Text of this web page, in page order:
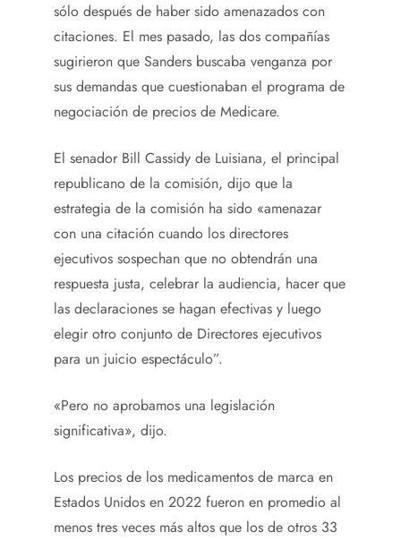
sólo después de haber sido amenazados con
citaciones. El mes pasado, las dos compañías
sugirieron que Sanders buscaba venganza por
sus demandas que cuestionaban el programa de
negociación de precios de Medicare.
El senador Bill Cassidy de Luisiana, el principal
republicano de la comisión, dijo que la
estrategia de la comisión ha sido «amenazar
con una citación cuando los directores
ejecutivos sospechan que no obtendrán una
respuesta justa, celebrar la audiencia, hacer que
las declaraciones se hagan efectivas y luego
elegir otro conjunto de Directores ejecutivos
para un juicio espectáculo”.
«Pero no aprobamos una legislación
significativa», dijo.
Los precios de los medicamentos de marca en
Estados Unidos en 2022 fueron en promedio al
menos tres veces más altos que los de otros 33